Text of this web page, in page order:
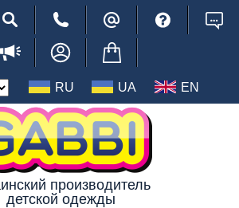
RU UA EN
производитель
детской одежды